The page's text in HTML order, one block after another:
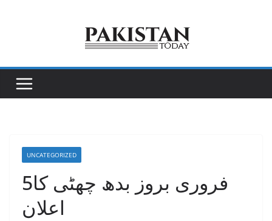
UNCATEGORIZED
5فروری بروز بدھ چھٹی کا
اعلان